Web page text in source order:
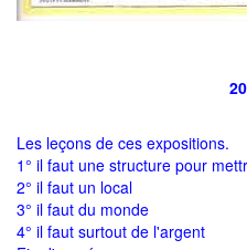
Les leçons de ces expositions.
1° il faut une structure pour
2° il faut un local
3° il faut du monde
4° il faut surtout de l'argent